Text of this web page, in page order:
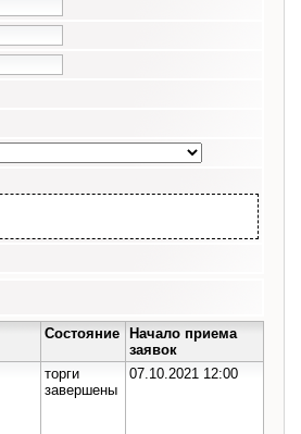
Состояние Начало приема
заявок
торги
завершены
07.10.2021 12:00